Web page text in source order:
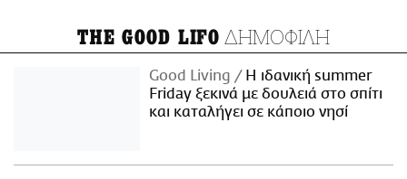
THE GOOD LIFO ΔΗΜΟΦΙΛΗ
Good Living
Η ιδανική summer
Friday ξεκινά με δουλειά στο σπίτι
και καταλήγει σε κάποιο νησί